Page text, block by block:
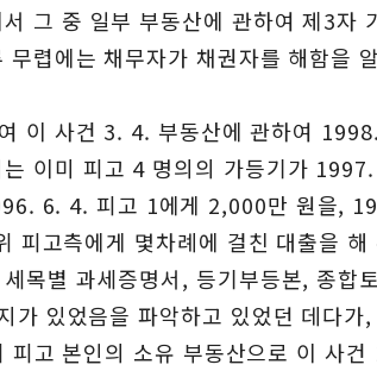
그 중 일부 부동산에 관하여 제3자
렵에는 채무자가 채권자를 해함을
이 사건 3. 4. 부동산에 관하여
이미 피고 4 명의의 가등기가
6. 4. 피고 1에게 2,000만 원을,
고측에게 몇차례에 걸친 대출을
목별 과세증명서, 등기부등본, 종합
있었음을 파악하고 있었던 데다
고 본인의 소유 부동산으로 이 사